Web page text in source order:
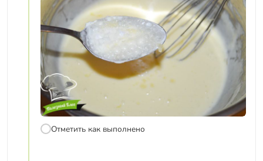
Отметить как выполнено